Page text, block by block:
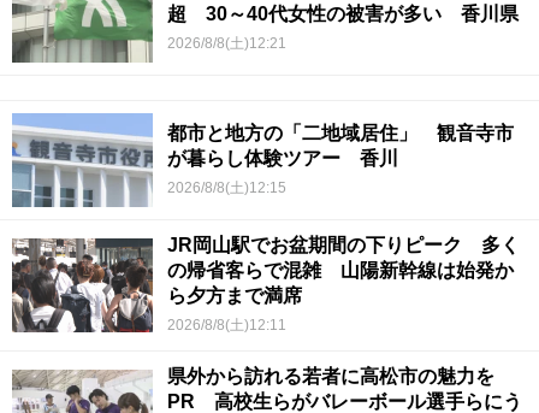
超 30～40代女性の被害が多い 香川県
2026/8/8(土)12:21
都市と地方の「二地域居住」 観音寺市
が暮らし体験ツアー 香川
2026/8/8(土)12:15
JR岡山駅でお盆期間の下りピーク 多く
の帰省客らで混雑 山陽新幹線は始発か
ら夕方まで満席
2026/8/8(土)12:11
県外から訪れる若者に高松市の魅力を
PR 高校生らがバレーボール選手らにう